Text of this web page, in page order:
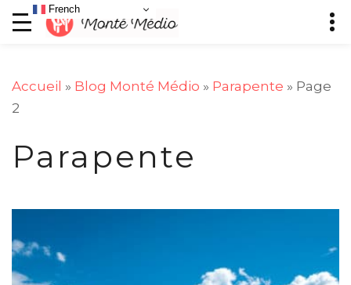
Accueil » Blog Monté Médio » Parapente » Page
2
Parapente
French